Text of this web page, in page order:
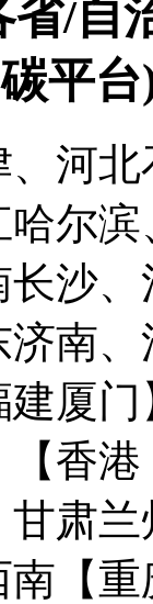
/自
平台
河
尔
长沙
南
建厦门
【香
肃
南【